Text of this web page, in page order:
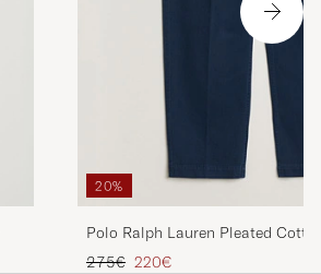
20%
Polo Ralph Lauren Pleated
Dark Cobalt
Prezzo ordinario
275€ Prezzo ridotto
220€